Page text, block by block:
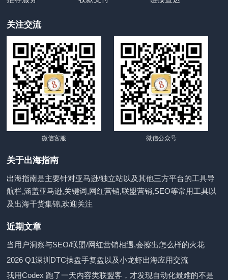
关注交流
微信客服 微信公众号
关于出海指南
出海指南是主要针对亚马逊/独立站以及其他三方平台的工具导
航栏,涵盖亚马逊,关键词,网红营销,联盟营销,SEO等常用工具以
及出海干货集锦,欢迎关注
近期文章
当用户洞察与SEO/联盟/网红营销相遇,会擦出怎么样的火花
2026 Q1深圳DTC操盘手复盘以及小龙虾出海应用交流
我用Codex 跑了一天内容类联盟客，才发现自动化最难的不是